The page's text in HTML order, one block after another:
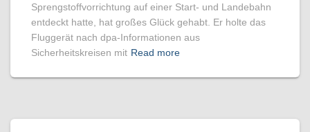
Sprengstoffvorrichtung auf einer Start- und Landebahn
entdeckt hatte, hat großes Glück gehabt. Er holte das
Fluggerät nach dpa-Informationen aus
Sicherheitskreisen mit Read more